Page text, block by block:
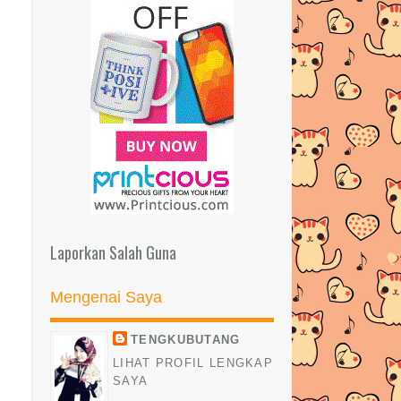
Laporkan Salah Guna
Mengenai Saya
TENGKUBUTANG
LIHAT PROFIL LENGKAP
SAYA